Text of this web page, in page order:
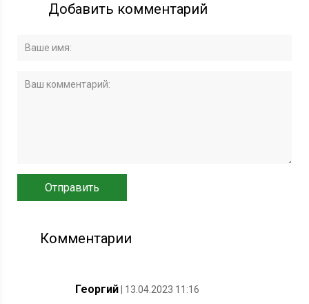
Добавить комментарий
Комментарии
Георгий | 13.04.2023 11:16